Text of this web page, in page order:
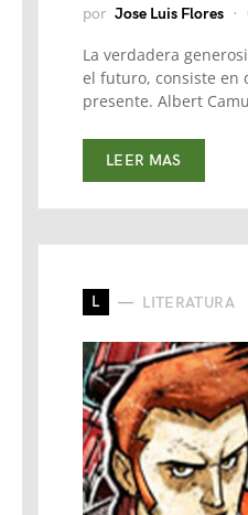
por Jose Luis Flores
La verdadera
el futuro, consiste en
presente. Albert
LEER MAS
L LITERATURA